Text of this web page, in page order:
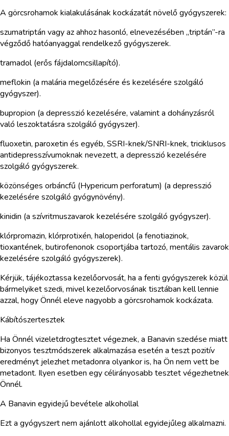
A görcsrohamok kialakulásának kockázatát növelő gyógyszerek:
szumatriptán vagy az ahhoz hasonló, elnevezésében „triptán”-ra
végződő hatóanyaggal rendelkező gyógyszerek.
tramadol (erős fájdalomcsillapító).
meflokin (a malária megelőzésére és kezelésére szolgáló
gyógyszer).
bupropion (a depresszió kezelésére, valamint a dohányzásról
való leszoktatásra szolgáló gyógyszer).
fluoxetin, paroxetin és egyéb, SSRI-knek/SNRI-knek, triciklusos
antidepresszívumoknak nevezett, a depresszió kezelésére
szolgáló gyógyszerek.
közönséges orbáncfű (Hypericum perforatum) (a depresszió
kezelésére szolgáló gyógynövény).
kinidin (a szívritmuszavarok kezelésére szolgáló gyógyszer).
klórpromazin, klórprotixén, haloperidol (a fenotiazinok,
tioxantének, butirofenonok csoportjába tartozó, mentális zavarok
kezelésére szolgáló gyógyszerek).
Kérjük, tájékoztassa kezelőorvosát, ha a fenti gyógyszerek közül
bármelyiket szedi, mivel kezelőorvosának tisztában kell lennie
azzal, hogy Önnél eleve nagyobb a görcsrohamok kockázata.
Kábítószertesztek
Ha Önnél vizeletdrogtesztet végeznek, a Banavin szedése miatt
bizonyos tesztmódszerek alkalmazása esetén a teszt pozitív
eredményt jelezhet metadonra olyankor is, ha Ön nem vett be
metadont. Ilyen esetben egy célirányosabb tesztet végezhetnek
Önnél.
A Banavin egyidejű bevétele alkohollal
Ezt a gyógyszert nem ajánlott alkohollal egyidejűleg alkalmazni.